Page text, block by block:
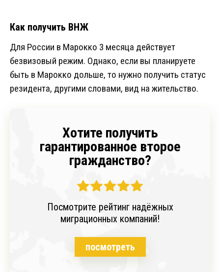
Как получить ВНЖ
Для России в Марокко 3 месяца действует
безвизовый режим. Однако, если вы планируете
быть в Марокко дольше, то нужно получить статус
резидента, другими словами, вид на жительство.
Хотите получить
гарантированное второе
гражданство?
Посмотрите рейтинг надёжных
миграционных компаний!
посмотреть